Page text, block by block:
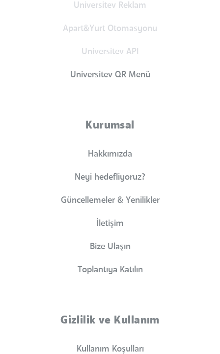
Universitev Reklam
Apart&Yurt Otomasyonu
Universitev API
Universitev QR Menü
Kurumsal
Hakkımızda
Neyi hedefliyoruz?
Güncellemeler & Yenilikler
İletişim
Bize Ulaşın
Toplantıya Katılın
Gizlilik ve Kullanım
Kullanım Koşulları